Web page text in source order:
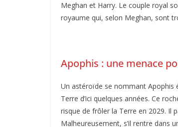
Meghan et Harry. Le couple royal
royaume qui, selon Meghan, sont
Apophis : une menace
Un astéroïde se nommant Apophis
Terre d’ici quelques années. Ce
risque de frôler la Terre en 2029. Il
Malheureusement, s’il rentre dans